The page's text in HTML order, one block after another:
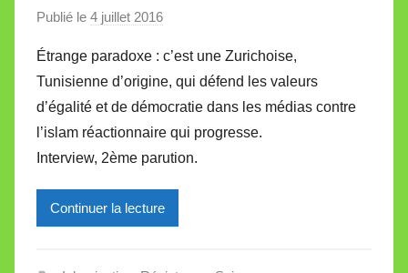
Publié le 4 juillet 2016
r
M
i
r
e
l
l
Étrange paradoxe : c’est une Zurichoise,
Tunisienne d’origine, qui défend les valeurs
d’égalité et de démocratie dans les médias contre
l’islam réactionnaire qui progresse.
Interview, 2ème parution.
Continuer la lecture